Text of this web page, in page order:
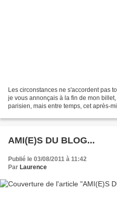
Les circonstances ne s'accordent pas
je vous annonçais à la fin de mon
parisien, mais entre temps, cet après-
AMI(E)S DU BLOG...
Publié le 03/08/2011 à 11:42
Par Laurence